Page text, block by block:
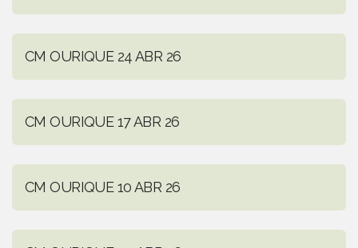
CM OURIQUE 24 ABR 26
CM OURIQUE 17 ABR 26
CM OURIQUE 10 ABR 26